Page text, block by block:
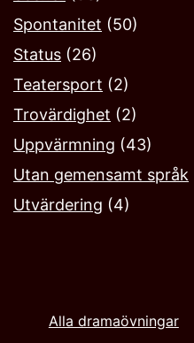
Spontanitet (50)
Status (26)
Teatersport (2)
Trovärdighet (2)
Uppvärmning (43)
Utan gemensamt språk
Utvärdering (4)
Alla dramaövningar